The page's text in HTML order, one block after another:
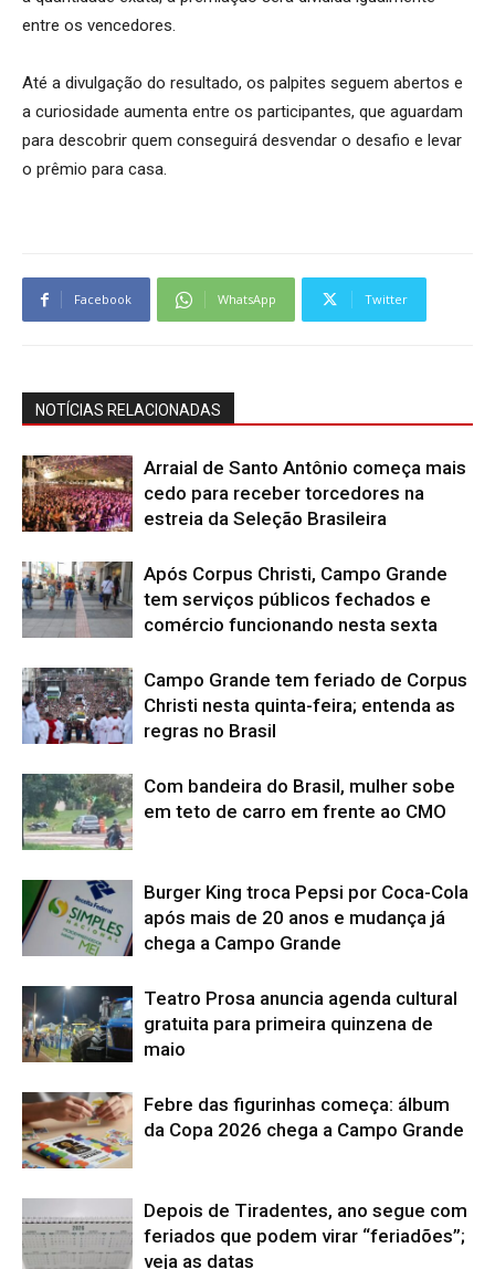
entre os vencedores.
Até a divulgação do resultado, os palpites seguem abertos e
a curiosidade aumenta entre os participantes, que aguardam
para descobrir quem conseguirá desvendar o desafio e levar
o prêmio para casa.
Facebook WhatsApp Twitter
NOTÍCIAS RELACIONADAS
Arraial de Santo Antônio começa mais
cedo para receber torcedores na
estreia da Seleção Brasileira
Após Corpus Christi, Campo Grande
tem serviços públicos fechados e
comércio funcionando nesta sexta
Campo Grande tem feriado de Corpus
Christi nesta quinta-feira; entenda as
regras no Brasil
Com bandeira do Brasil, mulher sobe
em teto de carro em frente ao CMO
Burger King troca Pepsi por Coca-Cola
após mais de 20 anos e mudança já
chega a Campo Grande
Teatro Prosa anuncia agenda cultural
gratuita para primeira quinzena de
maio
Febre das figurinhas começa: álbum
da Copa 2026 chega a Campo Grande
Depois de Tiradentes, ano segue com
feriados que podem virar “feriadões”;
veja as datas